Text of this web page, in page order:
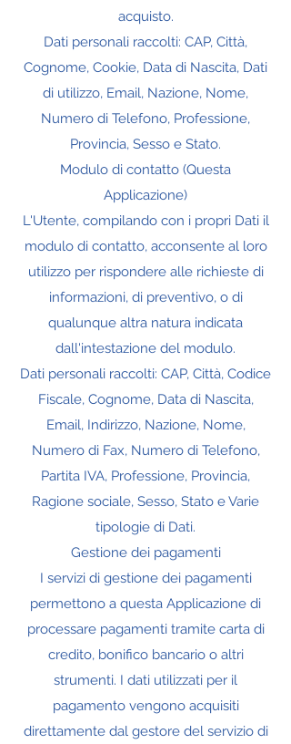
acquisto.
Dati personali raccolti: CAP, Città,
Cognome, Cookie, Data di Nascita, Dati
di utilizzo, Email, Nazione, Nome,
Numero di Telefono, Professione,
Provincia, Sesso e Stato.
Modulo di contatto (Questa
Applicazione)
L'Utente, compilando con i propri Dati il
modulo di contatto, acconsente al loro
utilizzo per rispondere alle richieste di
informazioni, di preventivo, o di
qualunque altra natura indicata
dall'intestazione del modulo.
Dati personali raccolti: CAP, Città, Codice
Fiscale, Cognome, Data di Nascita,
Email, Indirizzo, Nazione, Nome,
Numero di Fax, Numero di Telefono,
Partita IVA, Professione, Provincia,
Ragione sociale, Sesso, Stato e Varie
tipologie di Dati.
Gestione dei pagamenti
I servizi di gestione dei pagamenti
permettono a questa Applicazione di
processare pagamenti tramite carta di
credito, bonifico bancario o altri
strumenti. I dati utilizzati per il
pagamento vengono acquisiti
direttamente dal gestore del servizio di